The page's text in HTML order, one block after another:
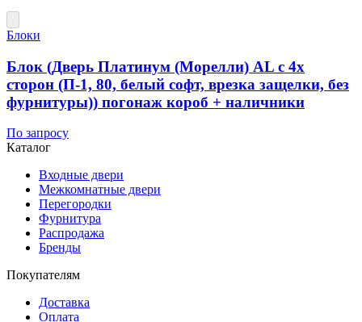
Блоки
Блок (Дверь Платинум (Морелли) AL с 4х
сторон (П-1, 80, белый софт, врезка защелки, без
фурнитуры)) погонаж короб + наличники
По запросу
Каталог
Входные двери
Межкомнатные двери
Перегородки
Фурнитура
Распродажа
Бренды
Покупателям
Доставка
Оплата